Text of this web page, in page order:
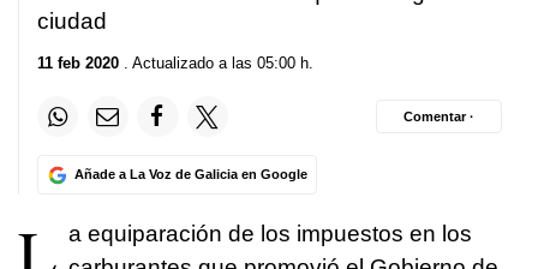
ciudad
11 feb 2020 . Actualizado a las 05:00 h.
Añade a La Voz de Galicia en Google
Comentar ·
L a equiparación de los impuestos en los